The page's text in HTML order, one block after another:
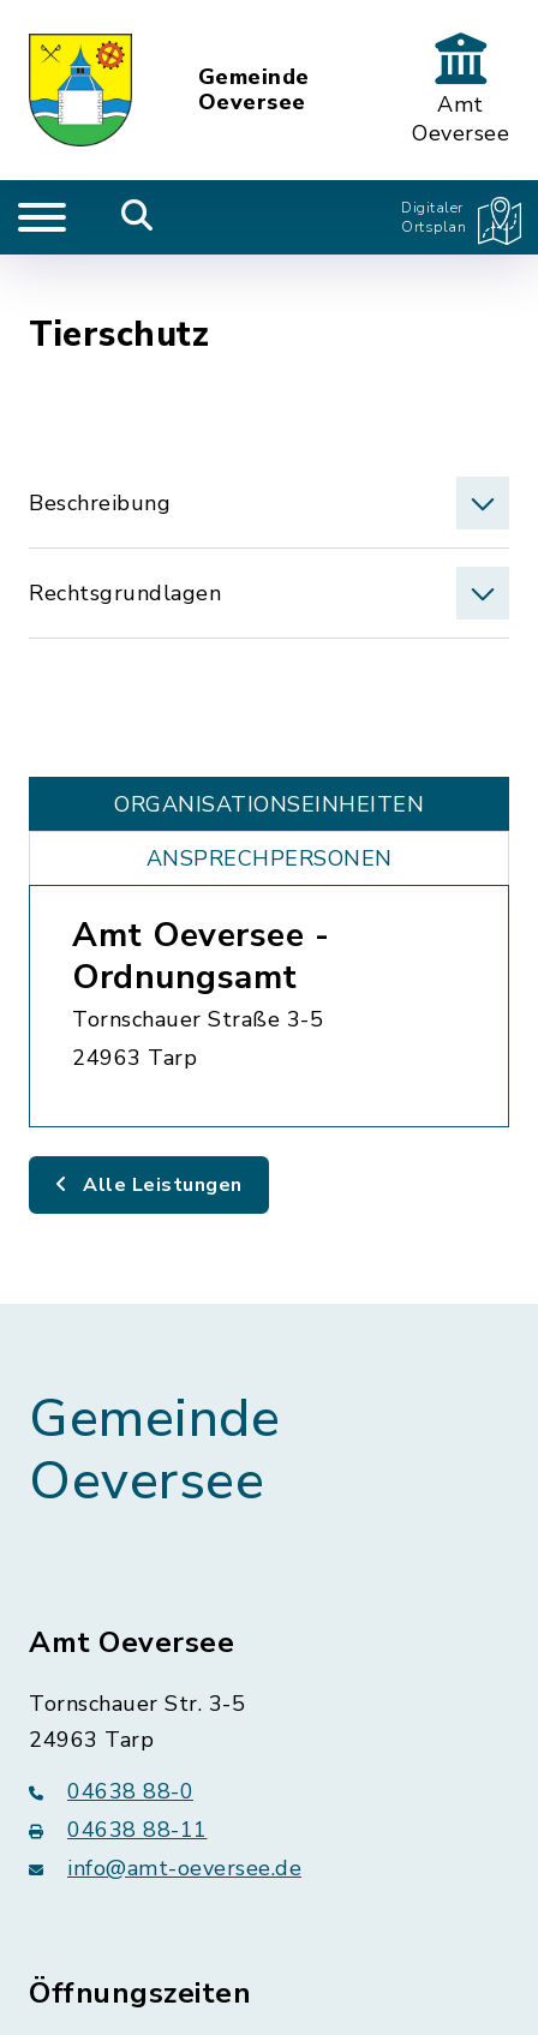
Gemeinde
Oeversee
Amt
Oeversee
Digitaler
Ortsplan
Tierschutz
Beschreibung
Rechtsgrundlagen
ORGANISATIONS­EINHEITEN
ANSPRECHPERSONEN
Amt Oeversee -
Ordnungsamt
Tornschauer Straße 3-5
24963 Tarp
Alle Leistungen
Gemeinde
Oeversee
Amt Oeversee
Tornschauer Str. 3-5
24963 Tarp
04638 88-0
04638 88-11
info@amt-oeversee.de
Öffnungszeiten